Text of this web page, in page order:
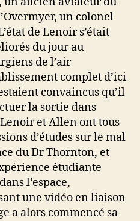
un colonel
de Lenoir s’était
du jour au
de l’air
complet d’ici
convaincus qu’il
la sortie dans
et Allen ont tous
d’études sur le mal
du Dr Thornton, et
étudiante
l’espace,
une vidéo en liaison
a alors commencé sa